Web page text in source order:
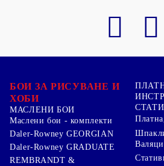
БОИ ЗА РИСУВАНЕ И
ХОБИ
МАСЛЕНИ БОИ
Маслени бои - комплекти
Daler-Rowney GEORGIAN
Daler-Rowney GRADUATE
REMBRANDT &